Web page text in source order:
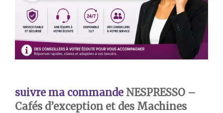
suivre ma commande NESPRESSO –
Cafés d’exception et des Machines